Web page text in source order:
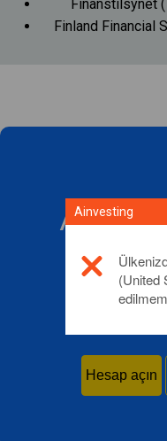
Finanstilsynet (
Finland Financial
CFD
Hesap açın
Ainvesting
(United